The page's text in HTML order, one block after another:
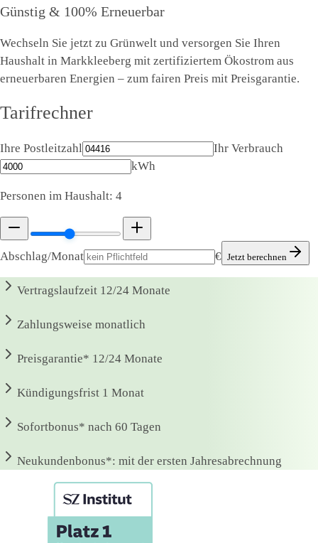
Günstig & 100% Erneuerbar
Wechseln Sie jetzt zu Grünwelt und versorgen Sie Ihren
Haushalt in Markkleeberg mit zertifiziertem Ökostrom aus
erneuerbaren Energien – zum fairen Preis mit Preisgarantie.
Tarifrechner
Ihre Postleitzahl
Ihr Verbrauch
kWh
Personen im Haushalt: 4
Abschlag/Monat € Jetzt berechnen
Vertragslaufzeit 12/24 Monate
Zahlungsweise monatlich
Preisgarantie* 12/24 Monate
Kündigungsfrist 1 Monat
Sofortbonus* nach 60 Tagen
Neukundenbonus*: mit der ersten Jahresabrechnung